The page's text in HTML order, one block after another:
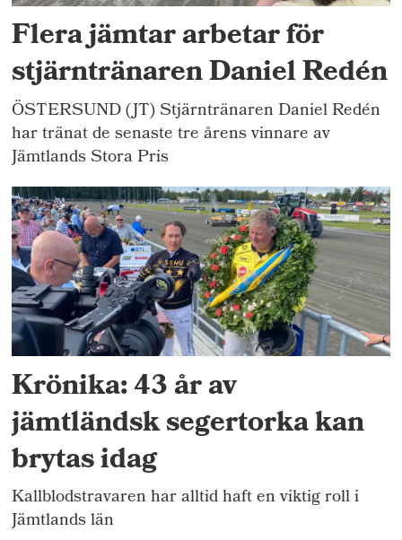
Flera jämtar arbetar för
stjärntränaren Daniel Redén
ÖSTERSUND (JT) Stjärntränaren Daniel Redén
har tränat de senaste tre årens vinnare av
Jämtlands Stora Pris
Krönika: 43 år av
jämtländsk segertorka kan
brytas idag
Kallblodstravaren har alltid haft en viktig roll i
Jämtlands län